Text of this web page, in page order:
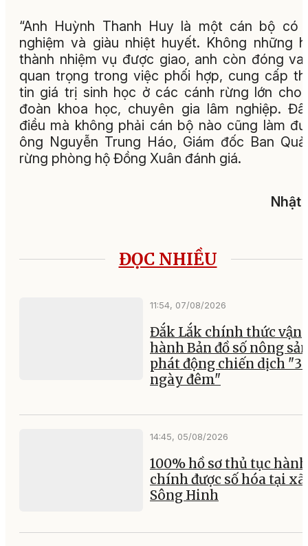
“Anh Huỳnh Thanh Huy là một cán bộ có
nghiệm và giàu nhiệt huyết. Không những
thành nhiệm vụ được giao, anh còn đóng
quan trọng trong việc phối hợp, cung cấp
tin giá trị sinh học ở các cánh rừng lớn cho
đoàn khoa học, chuyên gia lâm nghiệp.
điều mà không phải cán bộ nào cũng làm
ông Nguyễn Trung Háo, Giám đốc Ban
rừng phòng hộ Đồng Xuân đánh giá.
Nhật
ĐỌC NHIỀU
11:54, 07/08/2026
Đắk Lắk chính thức vận
hành Bản đồ số nông
phát động chiến dịch
ngày đêm"
14:45, 05/08/2026
100% hồ sơ thủ tục hành
chính được số hóa tại xã
Sông Hinh